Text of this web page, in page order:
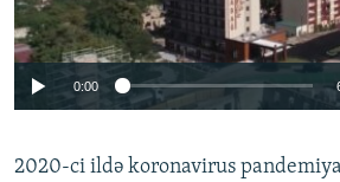
0:00
2020-ci ildə koronavirus